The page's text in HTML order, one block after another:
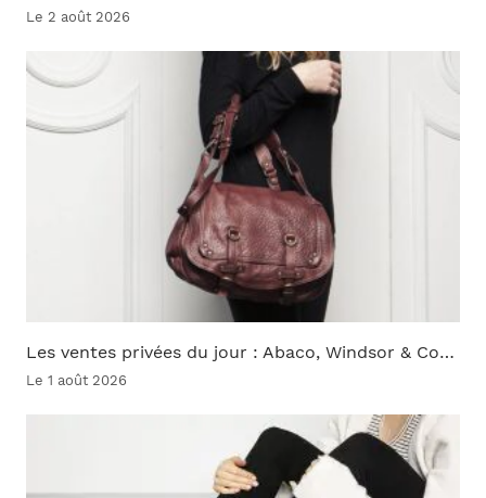
Le 2 août 2026
Les ventes privées du jour : Abaco, Windsor & Co…
Le 1 août 2026